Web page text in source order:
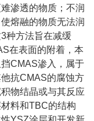
渗透的物质；不润
熔融的物质无法润
3种方法旨在减缓
在表面的附着，本
CMAS渗入，属于
抗CMAS的腐蚀方
物结晶或与其反应
料和TBC的结构